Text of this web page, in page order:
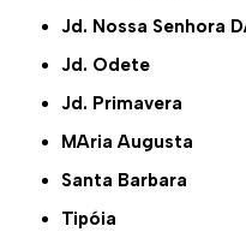
Jd. Nossa Senhora
Jd. Odete
Jd. Primavera
MAria Augusta
Santa Barbara
Tipóia